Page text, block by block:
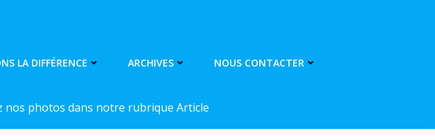
LA DIFFÉRENCE ARCHIVES NOUS CONTACTER
nos photos dans notre rubrique Article